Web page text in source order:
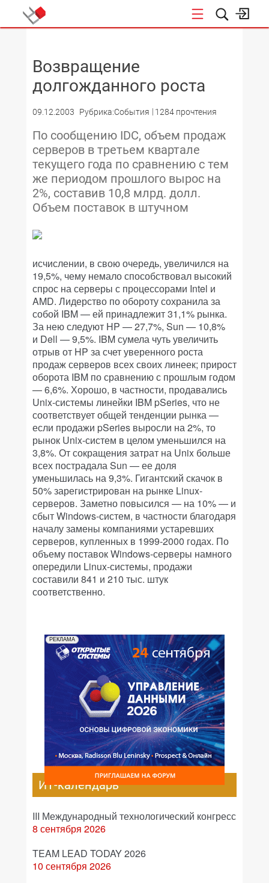
Возвращение
долгожданного роста
09.12.2003 Рубрика:События 1284 прочтения
По сообщению IDC, объем продаж
серверов в третьем квартале
текущего года по сравнению с тем
же периодом прошлого вырос на
2%, составив 10,8 млрд. долл.
Объем поставок в штучном
исчислении, в свою очередь, увеличился на
19,5%, чему немало способствовал высокий
спрос на серверы с процессорами Intel и
AMD. Лидерство по обороту сохранила за
собой IBM — ей принадлежит 31,1% рынка.
За нею следуют HP — 27,7%, Sun — 10,8%
и Dell — 9,5%. IBM сумела чуть увеличить
отрыв от HP за счет уверенного роста
продаж серверов всех своих линеек; прирост
оборота IBM по сравнению с прошлым годом
— 6,6%. Хорошо, в частности, продавались
Unix-системы линейки IBM pSeries, что не
соответствует общей тенденции рынка —
если продажи pSeries выросли на 2%, то
рынок Unix-систем в целом уменьшился на
3,8%. От сокращения затрат на Unix больше
всех пострадала Sun — ее доля
уменьшилась на 9,3%. Гигантский скачок в
50% зарегистрирован на рынке Linux-
серверов. Заметно повысился — на 10% — и
сбыт Windows-систем, в частности благодаря
началу замены компаниями устаревших
серверов, купленных в 1999-2000 годах. По
объему поставок Windows-серверы намного
опередили Linux-системы, продажи
составили 841 и 210 тыс. штук
соответственно.
РЕКЛАМА
ИТ-календарь
III Международный технологический конгресс
8 сентября 2026
TEAM LEAD TODAY 2026
10 сентября 2026